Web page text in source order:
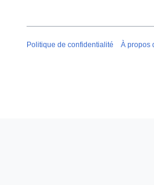
Politique de confidentialité À propos